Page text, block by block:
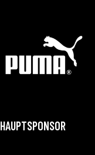
HAUPTSPONSOR